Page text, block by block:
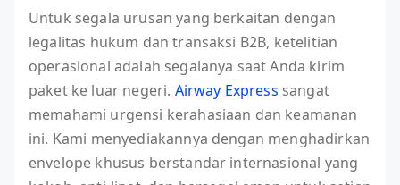
Untuk segala urusan yang berkaitan dengan
legalitas hukum dan transaksi B2B, ketelitian
operasional adalah segalanya saat Anda kirim
paket ke luar negeri. Airway Express sangat
memahami urgensi kerahasiaan dan keamanan
ini. Kami menyediakannya dengan menghadirkan
envelope khusus berstandar internasional yang